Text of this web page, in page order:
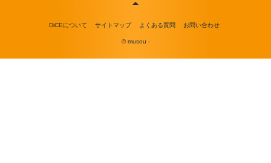
DiCEについて サイトマップ よくある質問 お問い合わせ
© musou -